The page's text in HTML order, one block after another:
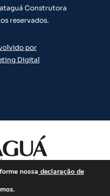
t
Construtora
reservados.
por
Digital
nossa declaração de